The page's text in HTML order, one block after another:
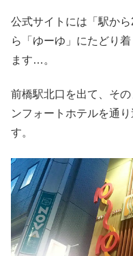
公式サイトには「駅か
ら「ゆーゆ」にたどり
ます…。
前橋駅北口を出て、そ
ンフォートホテルを通
す。